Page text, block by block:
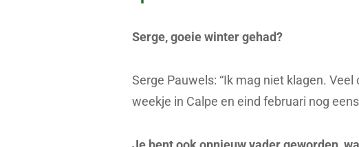
Serge, goeie winter gehad?
Serge Pauwels: “Ik mag niet klagen.
weekje in Calpe en eind februari nog